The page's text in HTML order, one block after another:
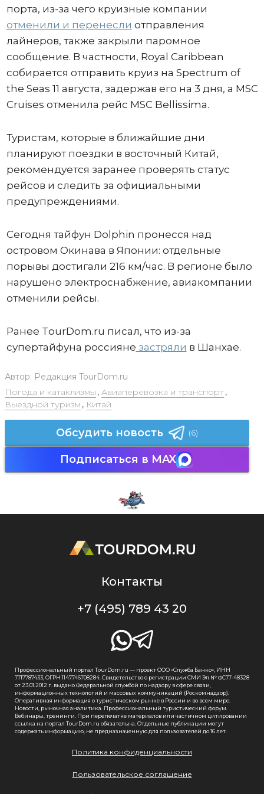
порта, из-за чего круизные компании
отменили и перенесли отправления
лайнеров, также закрыли паромное
сообщение. В частности, Royal Caribbean
собирается отправить круиз на Spectrum of
the Seas 11 августа, задержав его на 3 дня, а MSC
Cruises отменила рейс MSC Bellissima.
Туристам, которые в ближайшие дни
планируют поездки в восточный Китай,
рекомендуется заранее проверять статус
рейсов и следить за официальными
предупреждениями.
Сегодня тайфун Dolphin пронесся над
островом Окинава в Японии: отдельные
порывы достигали 216 км/час. В регионе было
нарушено электроснабжение, авиакомпании
отменили рейсы.
Ранее TourDom.ru писал, что из-за
супертайфуна россияне застряли в Шанхае.
Автор: Редакция TourDom.ru
Погода и катаклизмы , Авиаперевозка и транспорт,
Выездной туризм , Китай
Обсудить новость (6)
Подписаться в MAX
Контакты
+7 (495) 789 43 20
Профессиональный портал TourDom.ru — проект ООО «Служба Банко», ИНН
7717787433, ОГРН 1147746708284. Свидетельство о регистрации СМИ Эл № ФС77-48328
от 23.01.2012 г. выдано Федеральной службой по надзору в сфере связи,
информационных технологий и массовых коммуникаций (Роскомнадзор).
Оперативная информация о туристическом рынке в России и во всем мире.
Новости, рыночная аналитика. Профессиональный туристический форум.
Вебинары, тренинги. При перепечатке материалов или частичном цитировании
ссылка на портал TourDom.ru обязательна. Отдельные публикации могут
содержать информацию, не предназначенную для пользователей до 16 лет.
Политика конфиденциальности
Пользовательское соглашение